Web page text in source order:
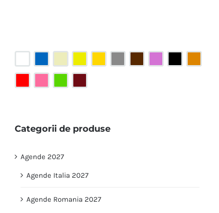
Categorii de produse
Agende 2027
Agende Italia 2027
Agende Romania 2027